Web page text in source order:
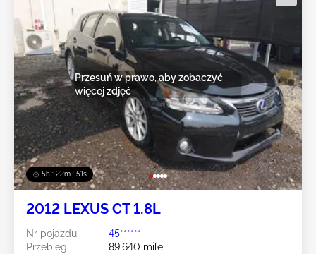
5h : 22m : 49s
Przesuń w prawo, aby zobaczyć
więcej zdjęć
2012 LEXUS CT 1.8L
Nr pojazdu:
45******
Przebieg:
89,640 mile